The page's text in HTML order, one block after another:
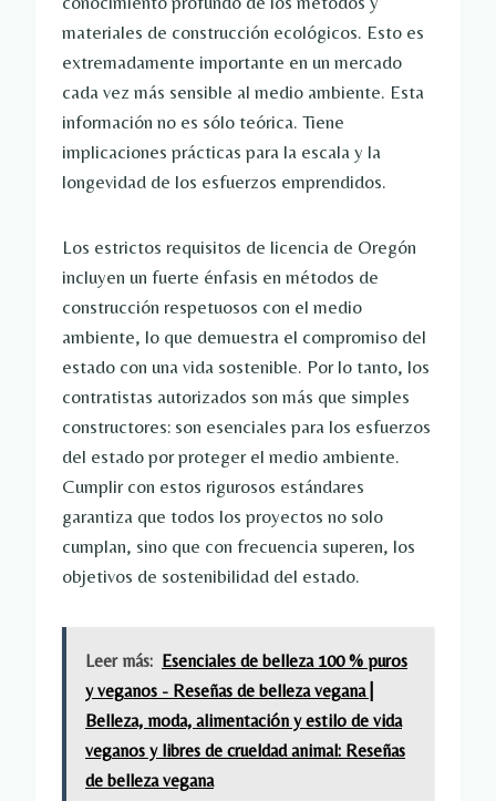
materiales de construcción ecológicos. Esto es
extremadamente importante en un mercado
cada vez más sensible al medio ambiente. Esta
información no es sólo teórica. Tiene
implicaciones prácticas para la escala y la
longevidad de los esfuerzos emprendidos.
Los estrictos requisitos de licencia de Oregón
incluyen un fuerte énfasis en métodos de
construcción respetuosos con el medio
ambiente, lo que demuestra el compromiso del
estado con una vida sostenible. Por lo tanto, los
contratistas autorizados son más que simples
constructores: son esenciales para los esfuerzos
del estado por proteger el medio ambiente.
Cumplir con estos rigurosos estándares
garantiza que todos los proyectos no solo
cumplan, sino que con frecuencia superen, los
objetivos de sostenibilidad del estado.
Leer más: Esenciales de belleza 100 % puros
y veganos - Reseñas de belleza vegana |
Belleza, moda, alimentación y estilo de vida
veganos y libres de crueldad animal: Reseñas
de belleza vegana